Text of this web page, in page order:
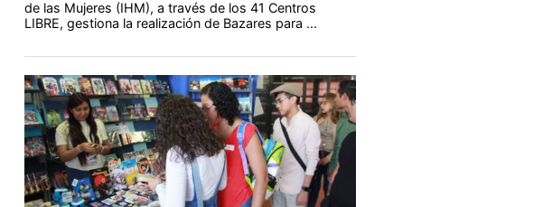
de las Mujeres (IHM), a través de los 41 Centros
LIBRE, gestiona la realización de Bazares para ...